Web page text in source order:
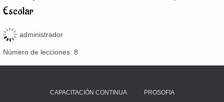
Escolar
administrador
Número de lecciones: 8
CAPACITACIÓN CONTINUA PROSOFIA